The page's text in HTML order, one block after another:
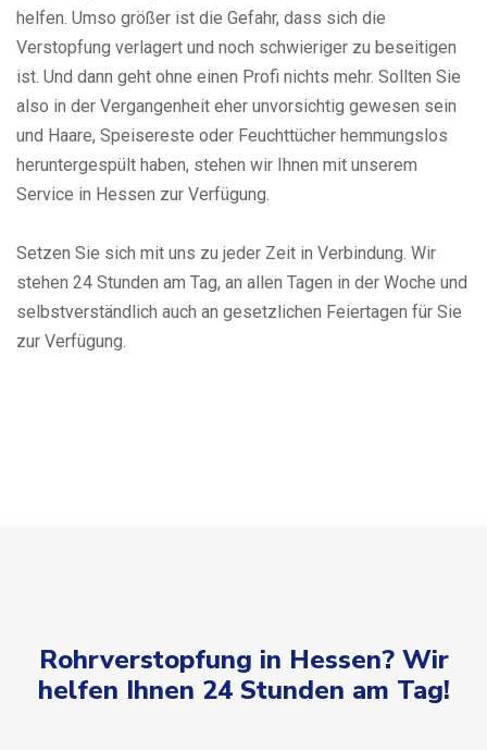
helfen. Umso größer ist die Gefahr, dass sich die
Verstopfung verlagert und noch schwieriger zu beseitigen
ist. Und dann geht ohne einen Profi nichts mehr. Sollten Sie
also in der Vergangenheit eher unvorsichtig gewesen sein
und Haare, Speisereste oder Feuchttücher hemmungslos
heruntergespült haben, stehen wir Ihnen mit unserem
Service in Hessen zur Verfügung.
Setzen Sie sich mit uns zu jeder Zeit in Verbindung. Wir
stehen 24 Stunden am Tag, an allen Tagen in der Woche und
selbstverständlich auch an gesetzlichen Feiertagen für Sie
zur Verfügung.
Rohrverstopfung in Hessen? Wir
helfen Ihnen 24 Stunden am Tag!